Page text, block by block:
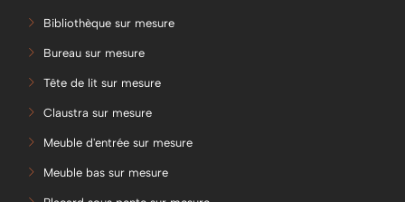
Bibliothèque sur mesure
Bureau sur mesure
Tête de lit sur mesure
Claustra sur mesure
Meuble d'entrée sur mesure
Meuble bas sur mesure